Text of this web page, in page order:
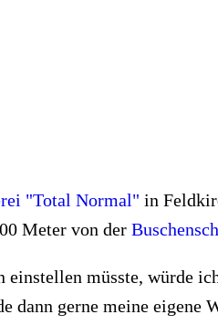
"Total Normal" in
Meter von der
müsste, würde
gerne meine eigene